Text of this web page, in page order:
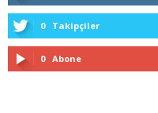
0 Takipçiler
0 Abone